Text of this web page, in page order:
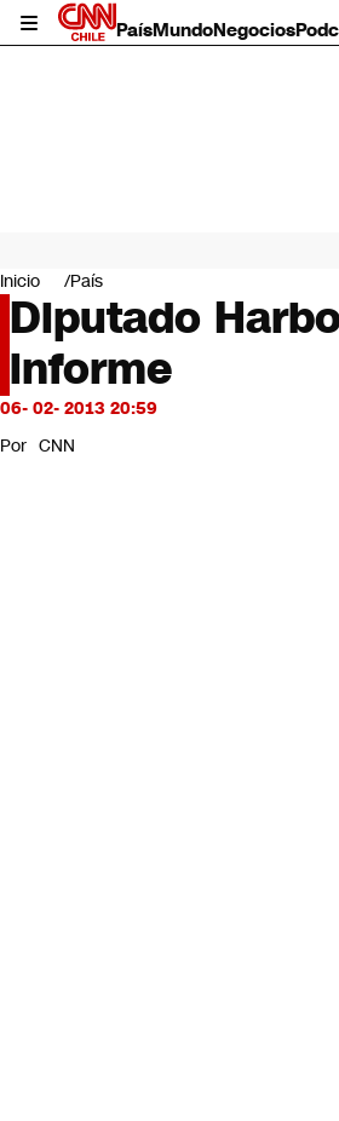
PaísMundoNegocios
Mundo
Negocios
Deportes
Programas completos
Cultura
Servicios
Bits
CNN Data
Inicio País
Diputado
informe
06- 02- 2013 20:59
Por CNN